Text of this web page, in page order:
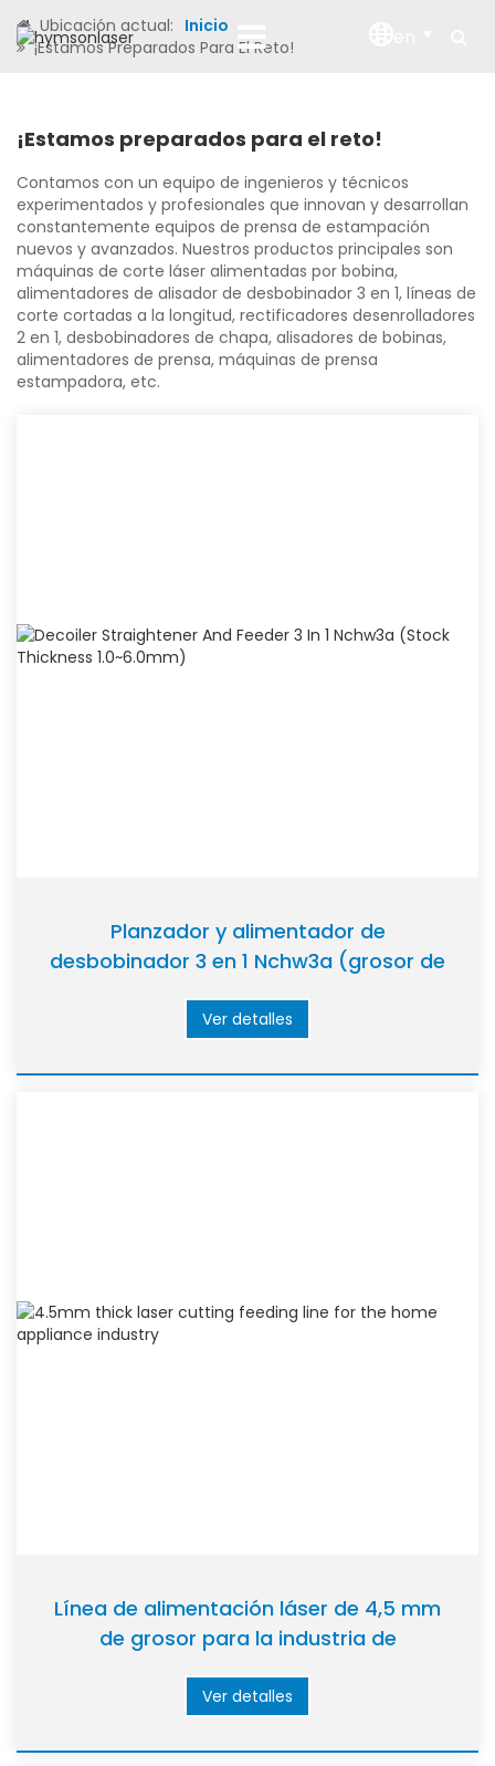
Ubicación actual: Inicio
¡Estamos Preparados Para El Reto!
¡Estamos preparados para el reto!
Contamos con un equipo de ingenieros y técnicos
experimentados y profesionales que innovan y desarrollan
constantemente equipos de prensa de estampación
nuevos y avanzados. Nuestros productos principales son
máquinas de corte láser alimentadas por bobina,
alimentadores de alisador de desbobinador 3 en 1, líneas de
corte cortadas a la longitud, rectificadores desenrolladores
2 en 1, desbobinadores de chapa, alisadores de bobinas,
alimentadores de prensa, máquinas de prensa
estampadora, etc.
Planzador y alimentador de
desbobinador 3 en 1 Nchw3a (grosor de
Ver detalles
Línea de alimentación láser de 4,5 mm
de grosor para la industria de
Ver detalles